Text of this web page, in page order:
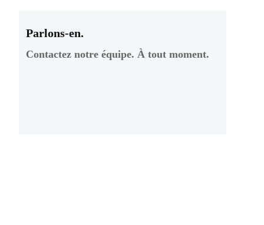
Parlons-en.
Contactez notre équipe. À tout moment.